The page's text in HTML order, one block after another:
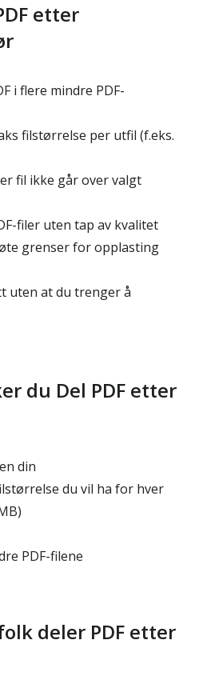
etter
i flere mindre PDF-
filstørrelse per utfil (f.eks.
fil ikke går over valgt
filer uten tap av kvalitet
grenser for opplasting
uten at du trenger å
du Del PDF etter
din
du vil ha for hver
PDF-filene
deler PDF etter